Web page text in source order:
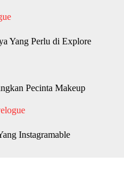
Yang Perlu di Explore
Pecinta Makeup
Instagramable